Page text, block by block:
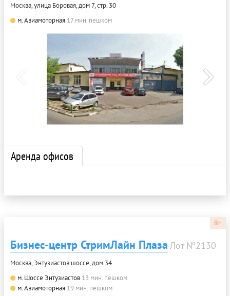
Москва, улица Боровая, дом 7, стр. 30
м. Авиамоторная 17 мин. пешком
Аренда офисов
B+
Бизнес-центр СтримЛайн Плаза Лот №2130
Москва, Энтузиастов шоссе, дом 34
м. Шоссе Энтузиастов 13 мин. пешком
м. Авиамоторная 19 мин. пешком